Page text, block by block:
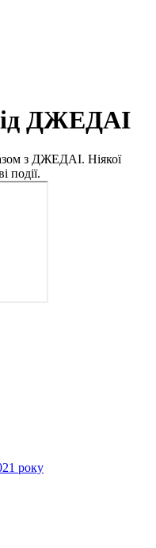
ДЖЕДАІ
з ДЖЕДАІ. Ніякої
події.
року